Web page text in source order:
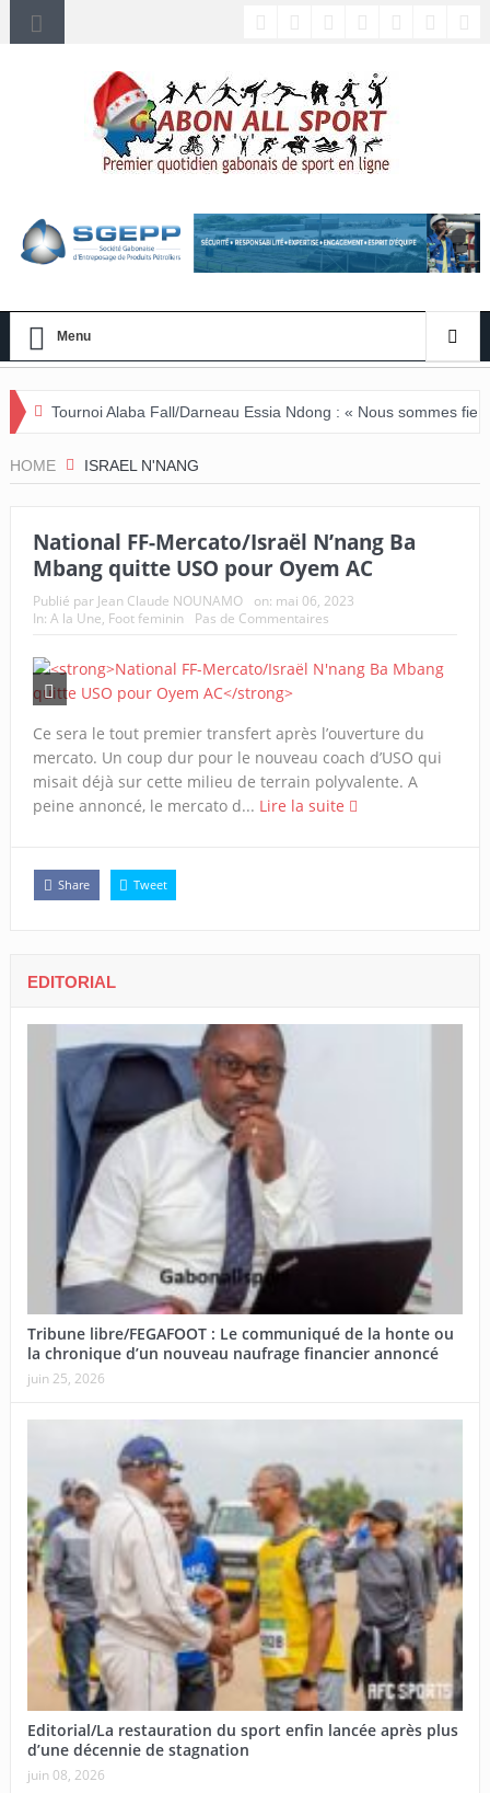
Menu
Fall/Darneau Essia Ndong : « Nous sommes fiers du parcours de
HOME ISRAEL N'NANG
National FF-Mercato/Israël N’nang Ba
Mbang quitte USO pour Oyem AC
Publié par Jean Claude NOUNAMO on: mai 06, 2023
In: A la Une, Foot feminin Pas de Commentaires
Ce sera le tout premier transfert après l’ouverture du
mercato. Un coup dur pour le nouveau coach d’USO qui
misait déjà sur cette milieu de terrain polyvalente. A
peine annoncé, le mercato d... Lire la suite
Share Tweet
EDITORIAL
Tribune libre/FEGAFOOT : Le communiqué de la honte ou
la chronique d’un nouveau naufrage financier annoncé
juin 25, 2026
Editorial/La restauration du sport enfin lancée après plus
d’une décennie de stagnation
juin 08, 2026